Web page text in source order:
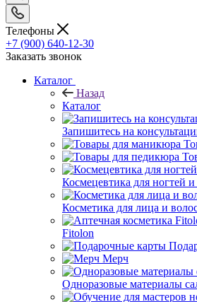
Телефоны
+7 (900) 640-12-30
Заказать звонок
Каталог
Назад
Каталог
Запишитесь на
Космецевтика для ногтей
Косметика для лица и
Fitolon
Мерч
Одноразовые материалы